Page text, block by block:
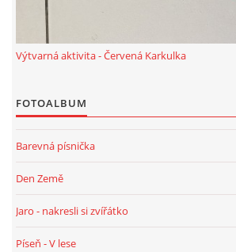
TÝDENNÍ PLÁNY
SMYSLOVÁ AKTIVITA
MONTESSORI AKTIVITA
KALENDÁŘ PRO DĚTI
Výtvarná aktivita - Červená Karkulka
FOTOALBUM
Barevná písnička
Den Země
Jaro - nakresli si zvířátko
Píseň - V lese